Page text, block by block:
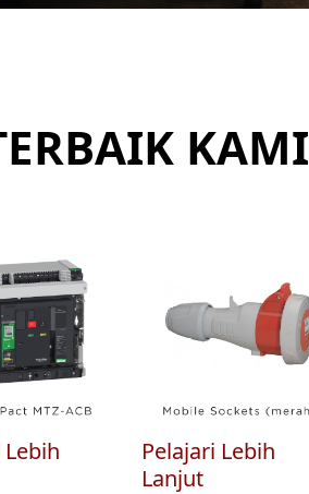
KAMI
Pelajari Lebih
Lanjut